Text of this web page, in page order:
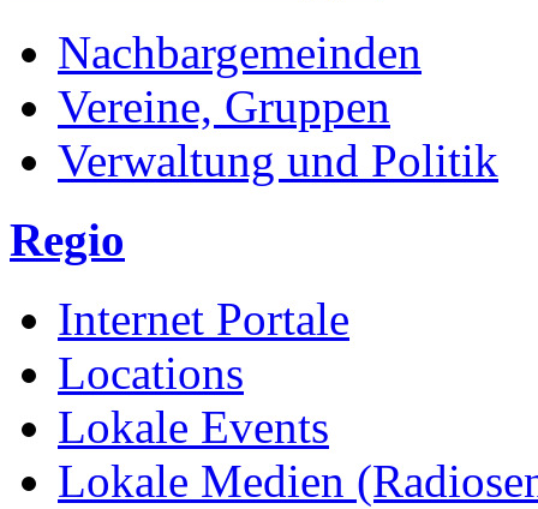
Nachbargemeinden
Vereine, Gruppen
Verwaltung und Politik
Regio
Internet Portale
Locations
Lokale Events
Lokale Medien